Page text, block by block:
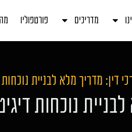
מדריכים פורטפוליו
דין: מדריך מלא לבניית
נוכחות